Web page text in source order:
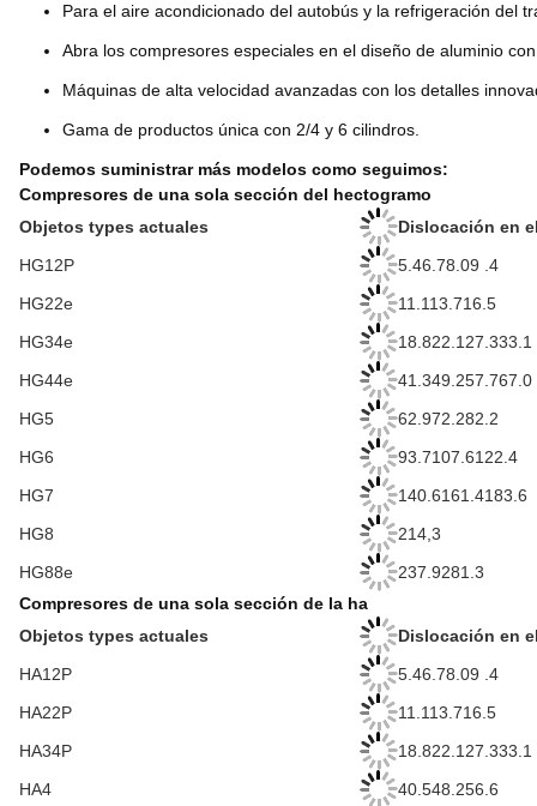
Para el aire acondicionado del autobús y la refrigeración del
Abra los compresores especiales en el diseño de aluminio
Máquinas de alta velocidad avanzadas con los detalles
Gama de productos única con 2/4 y 6 cilindros.
Podemos suministrar más modelos como seguimos:
Compresores de una sola sección del hectogramo
Objetos types actuales
Dislocación en
HG12P
5.46.78.09 .4
HG22e
11.113.716.5
HG34e
18.822.127.333.1
HG44e
41.349.257.767.0
HG5
62.972.282.2
HG6
93.7107.6122.4
HG7
140.6161.4183.6
HG8
214,3
HG88e
237.9281.3
Compresores de una sola sección de la ha
Objetos types actuales
Dislocación en
HA12P
5.46.78.09 .4
HA22P
11.113.716.5
HA34P
18.822.127.333.1
HA4
40.548.256.6